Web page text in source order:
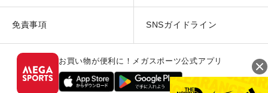
免責事項 SNSガイドライン
お買い物が便利に！メガスポーツ公式アプリ